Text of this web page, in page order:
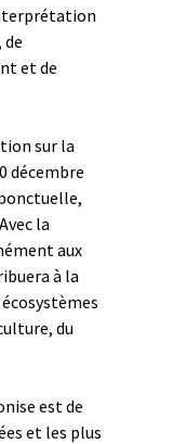
de
et de
sur la
décembre
la
aux
à la
du
est de
et les plus